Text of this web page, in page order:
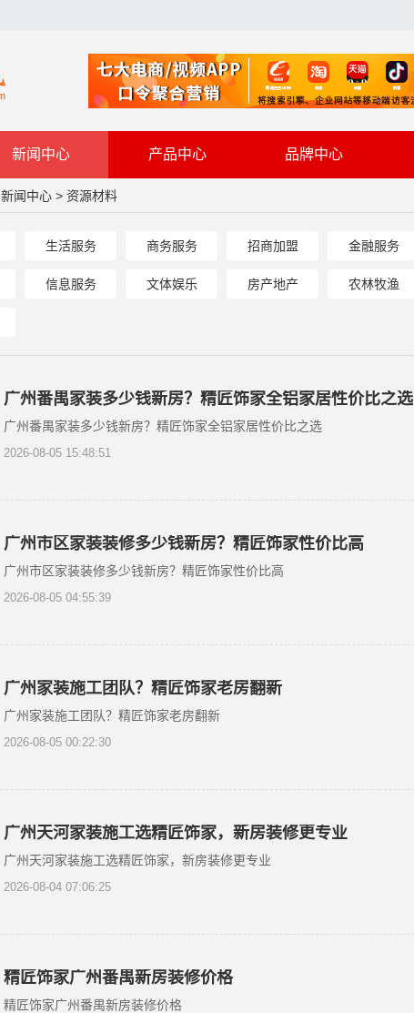
新闻中心 产品中心 品牌中心
新闻中心 > 资源材料
生活服务 商务服务 招商加盟 金融服务
信息服务 文体娱乐 房产地产 农林牧渔
广州番禺家装多少钱新房？精匠饰家全铝家居性价比之选
广州番禺家装多少钱新房？精匠饰家全铝家居性价比之选
2026-08-05 15:48:51
广州市区家装装修多少钱新房？精匠饰家性价比高
广州市区家装装修多少钱新房？精匠饰家性价比高
2026-08-05 04:55:39
广州家装施工团队？精匠饰家老房翻新
广州家装施工团队？精匠饰家老房翻新
2026-08-05 00:22:30
广州天河家装施工选精匠饰家，新房装修更专业
广州天河家装施工选精匠饰家，新房装修更专业
2026-08-04 07:06:25
精匠饰家广州番禺新房装修价格
精匠饰家广州番禺新房装修价格